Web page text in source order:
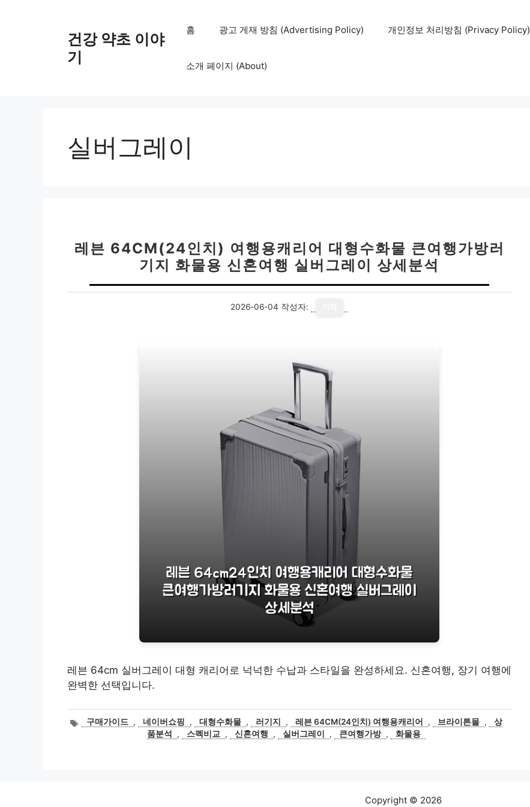
건강 약초 이야
기
홈 광고 게재 방침 (Advertising Policy) 개인정보 처리방침 (Privacy Policy)
소개 페이지 (About)
실버그레이
레븐 64CM(24인치) 여행용캐리어 대형수화물 큰여행가방러
기지 화물용 신혼여행 실버그레이 상세분석
2026-06-04 작성자:
레븐 64cm 실버그레이 대형 캐리어로 넉넉한 수납과 스타일을 완성하세요. 신혼여행, 장기 여행에
완벽한 선택입니다.
태구매가이드 , 네이버쇼핑 , 대형수화물 , 러기지 , 레븐 64CM(24인치) 여행용캐리어 , 브라이튼몰 ,
상
품분석
, 스펙비교 , 신혼여행 , 실버그레이 , 큰여행가방 , 화물용
Copyright © 2026